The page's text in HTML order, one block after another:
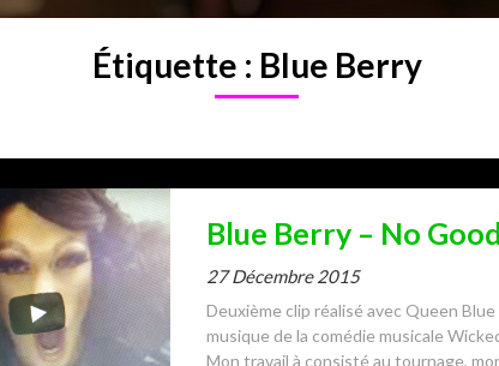
Étiquette : Blue Berry
Blue Berry – No
27 Décembre 2015
Deuxième clip réalisé avec Queen
musique de la comédie musicale
Mon travail à consisté au tournage,